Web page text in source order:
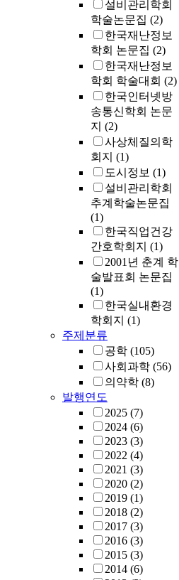
설비관리학회
학술논문집 (2)
한국재난정보
학회 논문집 (2)
한국재난정보
학회 학술대회 (2)
한국인터넷방
송통신학회 논문
지 (2)
사상체질의학
회지 (1)
도시정보 (1)
설비관리학회
추계학술논문집
(1)
한국직업건강
간호학회지 (1)
2001년 춘계 학
술발표회 논문집
(1)
한국실내환경
학회지 (1)
주제분류
공학 (105)
사회과학 (56)
의약학 (8)
발행연도
2025 (7)
2024 (6)
2023 (3)
2022 (4)
2021 (3)
2020 (2)
2019 (1)
2018 (2)
2017 (3)
2016 (3)
2015 (3)
2014 (6)